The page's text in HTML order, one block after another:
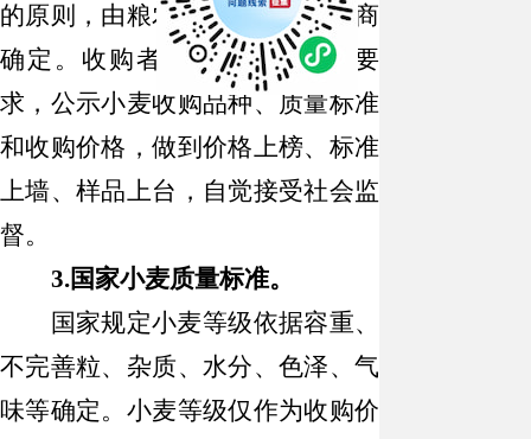
的原则，由粮农与收购者自主协商
确定。收购者按照明码标价的要
求，公示小麦收购品种、质量标准
和收购价格，做到价格上榜、标准
上墙、样品上台，自觉接受社会监
督。
3.国家小麦质量标准。
国家规定小麦等级依据容重、
不完善粒、杂质、水分、色泽、气
味等确定。小麦等级仅作为收购价